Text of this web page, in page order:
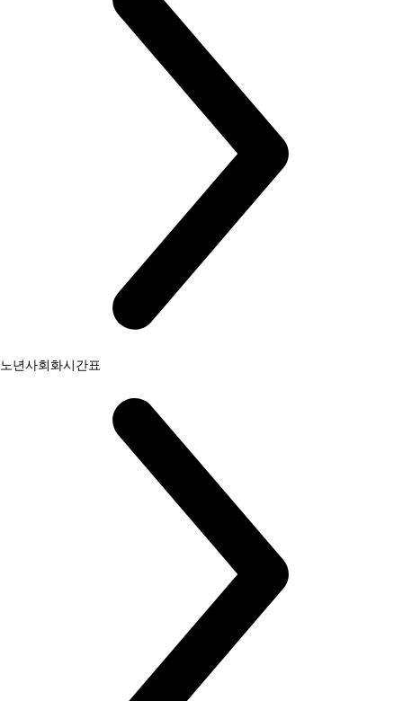
노년사회화시간표